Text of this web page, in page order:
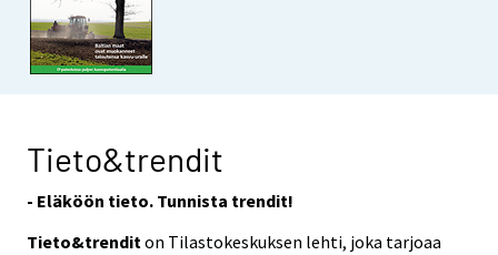
Tieto&trendit
- Eläköön tieto. Tunnista trendit!
Tieto&trendit on Tilastokeskuksen lehti, joka tarjoaa